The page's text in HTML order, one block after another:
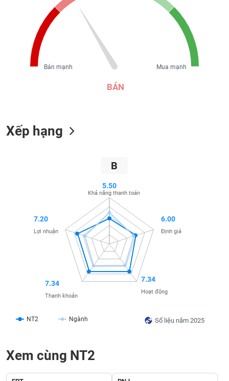
BÁN
Mua mạnh
Bán mạnh
Xếp hạng
B
Số liệu năm 2025
NT2 Ngành
5.50
Khả năng thanh toán
6.00
Định giá
7.34
Hoạt động
7.34
Thanh khoản
7.20
Lợi nhuận
Xem cùng NT2
TIÊU
TIN
DỊCH